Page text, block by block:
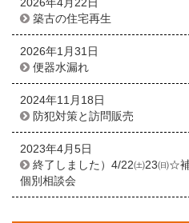
築古の住宅再生
2026年1月31日
便器水漏れ
2024年11月18日
防犯対策と訪問販売
2023年4月5日
終了しました）4/22㈯23㈰☆
個別相談会